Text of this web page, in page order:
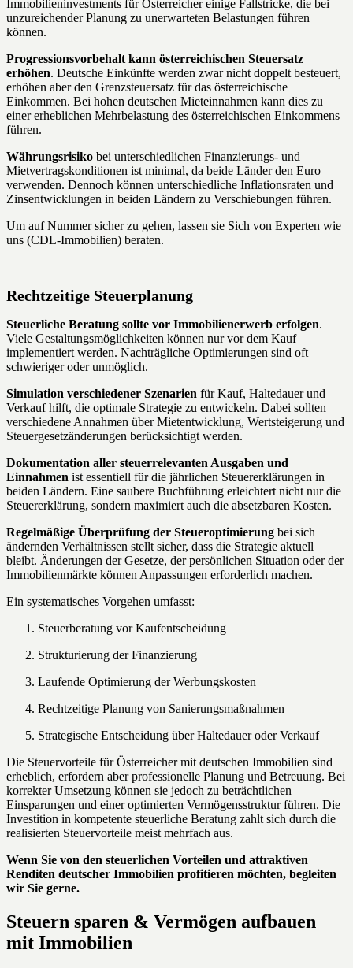
Immobilieninvestments für Österreicher einige Fallstricke, die bei
unzureichender Planung zu unerwarteten Belastungen führen
können.
Progressionsvorbehalt kann österreichischen Steuersatz
erhöhen. Deutsche Einkünfte werden zwar nicht doppelt besteuert,
erhöhen aber den Grenzsteuersatz für das österreichische
Einkommen. Bei hohen deutschen Mieteinnahmen kann dies zu
einer erheblichen Mehrbelastung des österreichischen Einkommens
führen.
Währungsrisiko bei unterschiedlichen Finanzierungs- und
Mietvertragskonditionen ist minimal, da beide Länder den Euro
verwenden. Dennoch können unterschiedliche Inflationsraten und
Zinsentwicklungen in beiden Ländern zu Verschiebungen führen.
Um auf Nummer sicher zu gehen, lassen sie Sich von Experten wie
uns (CDL-Immobilien) beraten.
Rechtzeitige Steuerplanung
Steuerliche Beratung sollte vor Immobilienerwerb erfolgen.
Viele Gestaltungsmöglichkeiten können nur vor dem Kauf
implementiert werden. Nachträgliche Optimierungen sind oft
schwieriger oder unmöglich.
Simulation verschiedener Szenarien für Kauf, Haltedauer und
Verkauf hilft, die optimale Strategie zu entwickeln. Dabei sollten
verschiedene Annahmen über Mietentwicklung, Wertsteigerung und
Steuergesetzänderungen berücksichtigt werden.
Dokumentation aller steuerrelevanten Ausgaben und
Einnahmen ist essentiell für die jährlichen Steuererklärungen in
beiden Ländern. Eine saubere Buchführung erleichtert nicht nur die
Steuererklärung, sondern maximiert auch die absetzbaren Kosten.
Regelmäßige Überprüfung der Steueroptimierung bei sich
ändernden Verhältnissen stellt sicher, dass die Strategie aktuell
bleibt. Änderungen der Gesetze, der persönlichen Situation oder der
Immobilienmärkte können Anpassungen erforderlich machen.
Ein systematisches Vorgehen umfasst:
Steuerberatung vor Kaufentscheidung
Strukturierung der Finanzierung
Laufende Optimierung der Werbungskosten
Rechtzeitige Planung von Sanierungsmaßnahmen
Strategische Entscheidung über Haltedauer oder Verkauf
Die Steuervorteile für Österreicher mit deutschen Immobilien sind
erheblich, erfordern aber professionelle Planung und Betreuung. Bei
korrekter Umsetzung können sie jedoch zu beträchtlichen
Einsparungen und einer optimierten Vermögensstruktur führen. Die
Investition in kompetente steuerliche Beratung zahlt sich durch die
realisierten Steuervorteile meist mehrfach aus.
Wenn Sie von den steuerlichen Vorteilen und attraktiven
Renditen deutscher Immobilien profitieren möchten, begleiten
wir Sie gerne.
Steuern sparen & Vermögen aufbauen
mit Immobilien